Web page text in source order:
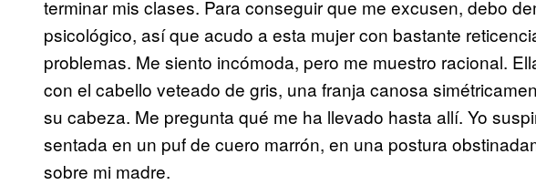
terminar mis clases. Para conseguir que me excusen, debo
psicológico, así que acudo a esta mujer con bastante
problemas. Me siento incómoda, pero me muestro racional.
con el cabello veteado de gris, una franja canosa
su cabeza. Me pregunta qué me ha llevado hasta allí. Yo
sentada en un puf de cuero marrón, en una postura
sobre mi madre.